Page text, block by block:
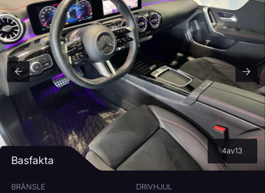
4av13
RÄNTA
3% 15%
MÅNADSKOSTNAD 3 966 kr/mån
Beräkningen är ungefärlig och baseras på bilens pris, vald kontantinsats,
avbetalningstid och ränta.
Basfakta
BRÄNSLE DRIVHJUL